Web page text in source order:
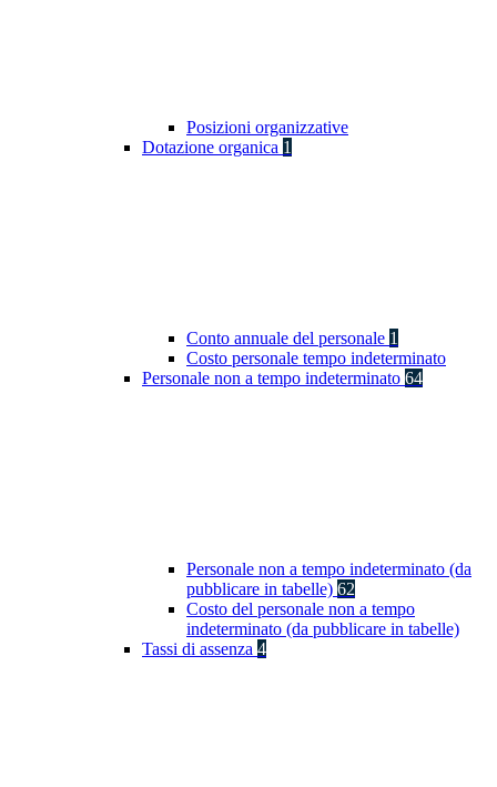
Posizioni organizzative
Dotazione organica 1
Conto annuale del personale 1
Costo personale tempo indeterminato
Personale non a tempo indeterminato 64
Personale non a tempo indeterminato (da
pubblicare in tabelle) 62
Costo del personale non a tempo
indeterminato (da pubblicare in tabelle)
Tassi di assenza 4